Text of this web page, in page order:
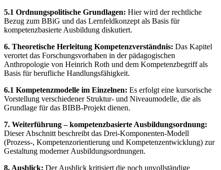
5.1 Ordnungspolitische Grundlagen: Hier wird der rechtliche
Bezug zum BBiG und das Lernfeldkonzept als Basis für
kompetenzbasierte Ausbildung diskutiert.
6. Theoretische Herleitung Kompetenzverständnis: Das Kapitel
verortet das Forschungsvorhaben in der pädagogischen
Anthropologie von Heinrich Roth und dem Kompetenzbegriff als
Basis für berufliche Handlungsfähigkeit.
6.1 Kompetenzmodelle im Einzelnen: Es erfolgt eine kursorische
Vorstellung verschiedener Struktur- und Niveaumodelle, die als
Grundlage für das BIBB-Projekt dienen.
7. Weiterführung – kompetenzbasierte Ausbildungsordnung:
Dieser Abschnitt beschreibt das Drei-Komponenten-Modell
(Prozess-, Kompetenzorientierung und Kompetenzentwicklung) zur
Gestaltung moderner Ausbildungsordnungen.
8. Ausblick: Der Ausblick kritisiert die noch unvollständige